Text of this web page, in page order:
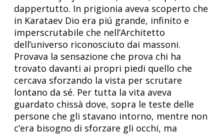
dappertutto. In prigionia aveva scoperto che
in Karataev Dio era piú grande, infinito e
imperscrutabile che nell’Architetto
dell’universo riconosciuto dai massoni.
Provava la sensazione che prova chi ha
trovato davanti ai propri piedi quello che
cercava sforzando la vista per scrutare
lontano da sé. Per tutta la vita aveva
guardato chissà dove, sopra le teste delle
persone che gli stavano intorno, mentre non
c’era bisogno di sforzare gli occhi, ma